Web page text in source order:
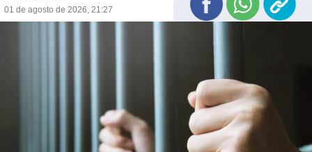
01 de agosto de 2026, 21:27